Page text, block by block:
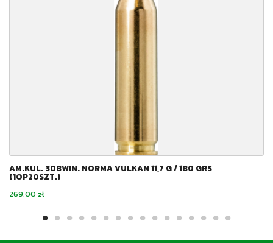
AM.KUL. 308WIN. NORMA VULKAN 11,7 G / 180 GRS
(1OP20SZT.)
Cena
269,00 zł